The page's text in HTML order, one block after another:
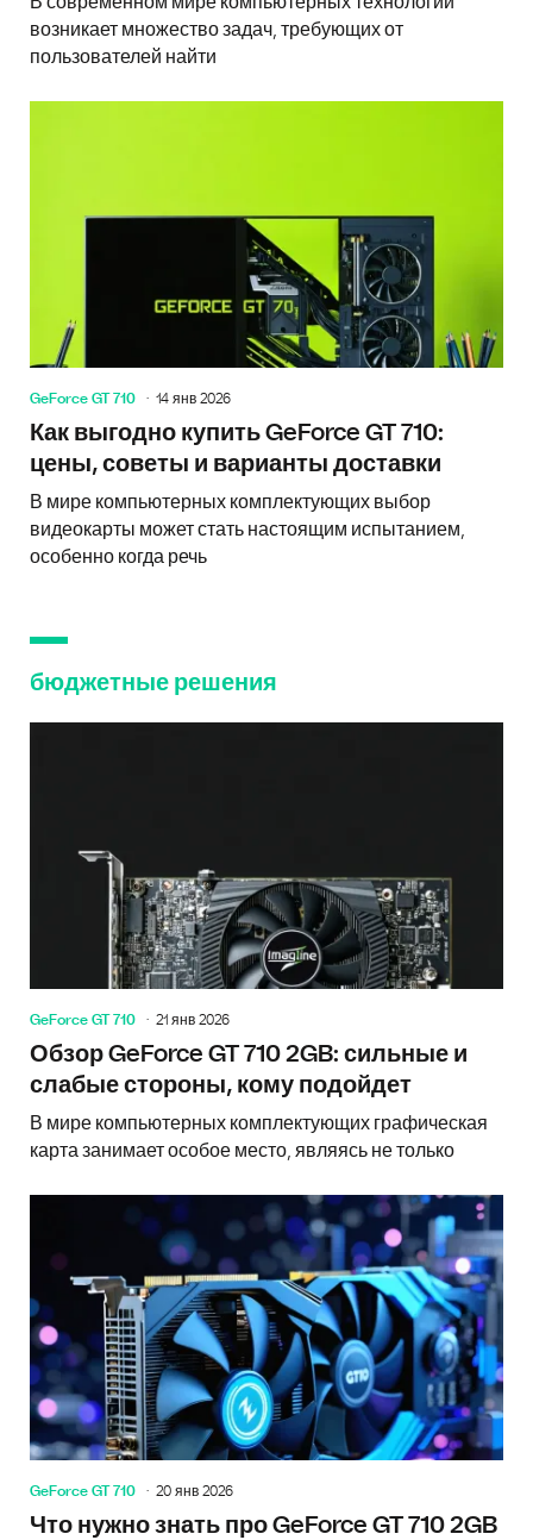
возникает множество задач, требующих от
пользователей найти
GeForce GT 710 14 янв 2026
Как выгодно купить GeForce GT 710:
цены, советы и варианты доставки
В мире компьютерных комплектующих выбор
видеокарты может стать настоящим испытанием,
особенно когда речь
бюджетные решения
GeForce GT 710 21 янв 2026
Обзор GeForce GT 710 2GB: сильные и
слабые стороны, кому подойдет
В мире компьютерных комплектующих графическая
карта занимает особое место, являясь не только
GeForce GT 710 20 янв 2026
Что нужно знать про GeForce GT 710 2GB